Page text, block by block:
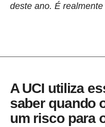
deste ano. É
A UCI utiliza
saber quando
um risco para